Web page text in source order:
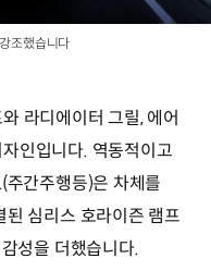
조했습니다
라디에이터 그릴, 에어
인입니다. 역동적이고
간주행등)은 차체를
된 심리스 호라이즌 램프
성을 더했습니다.